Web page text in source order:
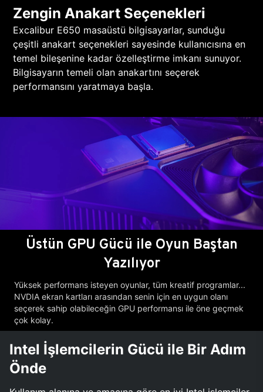
Zengin Anakart Seçenekleri
Excalibur E650 masaüstü bilgisayarlar, sunduğu
çeşitli anakart seçenekleri sayesinde kullanıcısına en
temel bileşenine kadar özelleştirme imkanı sunuyor.
Bilgisayarın temeli olan anakartını seçerek
performansını yaratmaya başla.
Üstün GPU Gücü ile Oyun Baştan
Yazılıyor
Yüksek performans isteyen oyunlar, tüm kreatif programlar...
NVDIA ekran kartları arasından senin için en uygun olanı
seçerek sahip olabileceğin GPU performansı ile öne geçmek
çok kolay.
Intel İşlemcilerin Gücü ile Bir Adım
Önde